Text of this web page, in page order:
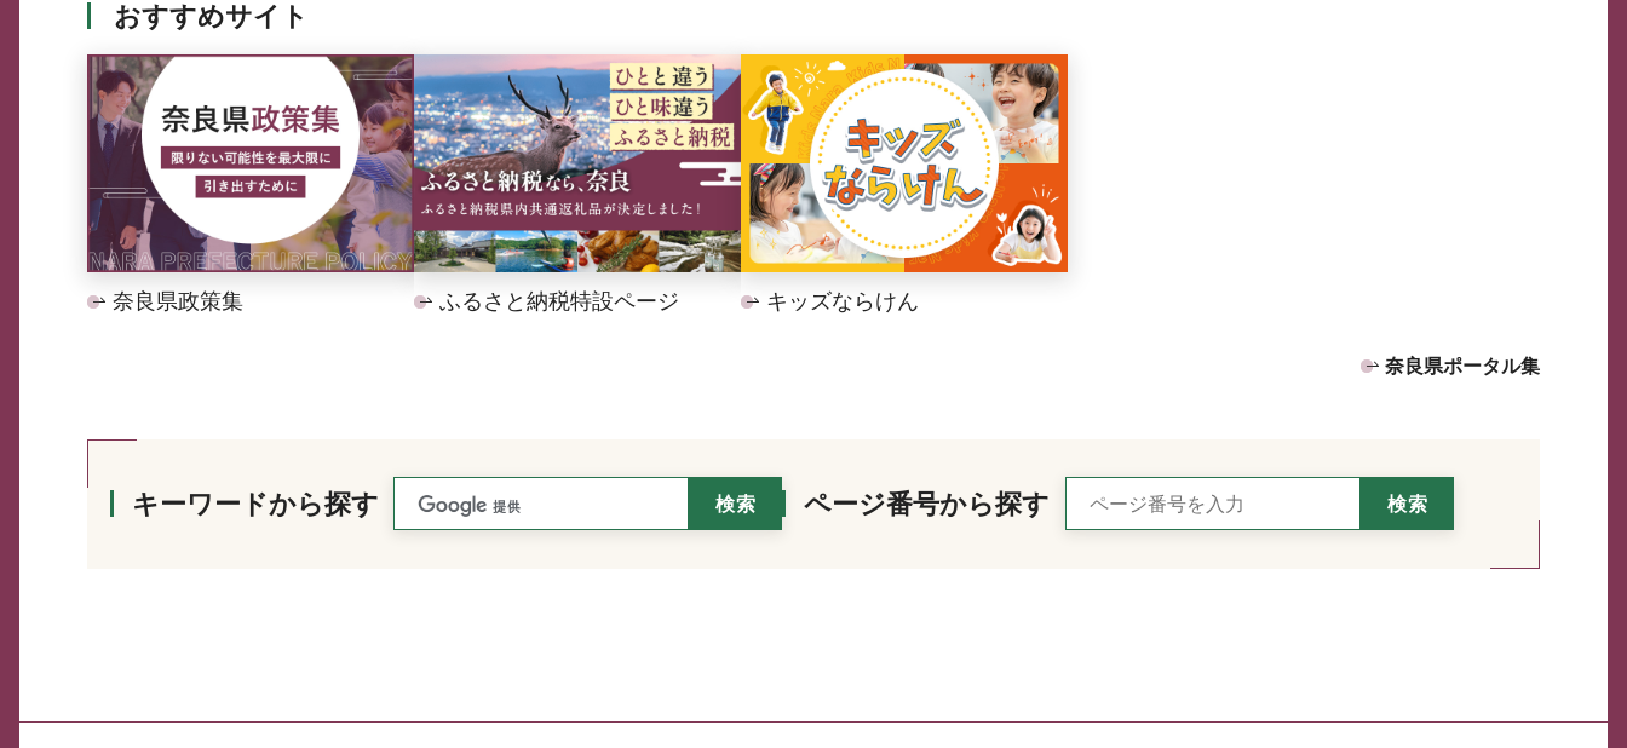
おすすめサイト
奈良県政策集 ふるさと納税特設ページ キッズならけん
奈良県ポータル集
キーワードから探す ページ番号から探す